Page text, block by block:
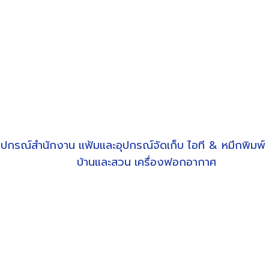
กรณ์สำนักงาน แฟ้มและอุปกรณ์จัดเก็บ ไอที & หมึกพิมพ์
บ้านและสวน เครื่องฟอกอากาศ